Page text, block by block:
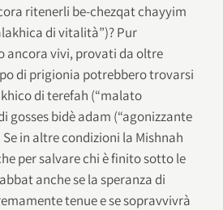
ritenerli be-chezqat chayyim
di vitalità”)? Pur
ancora vivi, provati da oltre
di prigionia potrebbero trovarsi
di terefah (“malato
gosses bidè adam (“agonizzante
in altre condizioni la Mishnah
per salvare chi è finito sotto le
anche se la speranza di
tenue e se sopravvivrà